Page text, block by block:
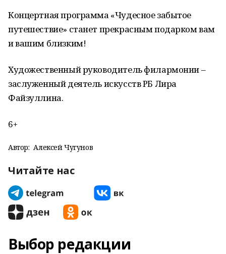
Концертная программа «Чудесное забытое
путешествие» станет прекрасным подарком вам
и вашим близким!
Художественный руководитель филармонии –
заслуженный деятель искусств РБ Лира
Файзуллина.
6+
Автор: Алексей Чугунов
Читайте нас
Выбор редакции